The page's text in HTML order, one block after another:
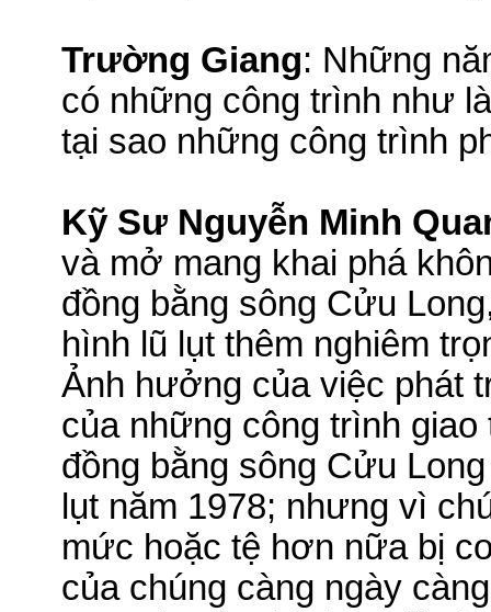
Trường Giang: Những
có những công trình như
tại sao những công trình
Kỹ Sư Nguyễn Minh
và mở mang khai phá
đồng bằng sông Cửu
hình lũ lụt thêm nghiêm
Ảnh hưởng của việc phát
của những công trình
đồng bằng sông Cửu
lụt năm 1978; nhưng vì
mức hoặc tệ hơn nữa bị
của chúng càng ngày